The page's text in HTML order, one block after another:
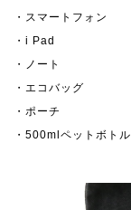
・スマートフォン
・i Pad
・ノート
・エコバッグ
・ポーチ
・500mlペットボトル